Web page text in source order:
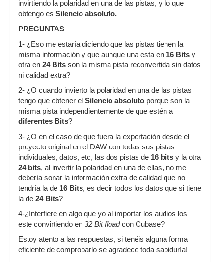
invirtiendo la polaridad en una de las pistas, y lo que
obtengo es Silencio absoluto.
PREGUNTAS
1- ¿Eso me estaría diciendo que las pistas tienen la
misma información y que aunque una esta en 16 Bits y
otra en 24 Bits son la misma pista reconvertida sin datos
ni calidad extra?
2- ¿O cuando invierto la polaridad en una de las pistas
tengo que obtener el Silencio absoluto porque son la
misma pista independientemente de que estén a
diferentes Bits?
3- ¿O en el caso de que fuera la exportación desde el
proyecto original en el DAW con todas sus pistas
individuales, datos, etc, las dos pistas de 16 bits y la otra
24 bits, al invertir la polaridad en una de ellas, no me
debería sonar la información extra de calidad que no
tendría la de 16 Bits, es decir todos los datos que si tiene
la de 24 Bits?
4-¿Interfiere en algo que yo al importar los audios los
este convirtiendo en 32 Bit floadcon Cubase?
Estoy atento a las respuestas, si tenéis alguna forma
eficiente de comprobarlo se agradece toda sabiduría!